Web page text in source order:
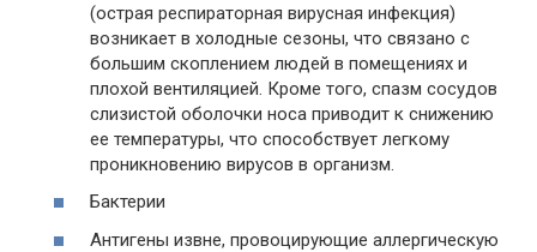
(острая респираторная вирусная инфекция)
возникает в холодные сезоны, что связано с
большим скоплением людей в помещениях и
плохой вентиляцией. Кроме того, спазм сосудов
слизистой оболочки носа приводит к снижению
ее температуры, что способствует легкому
проникновению вирусов в организм.
Бактерии
Антигены извне, провоцирующие аллергическую